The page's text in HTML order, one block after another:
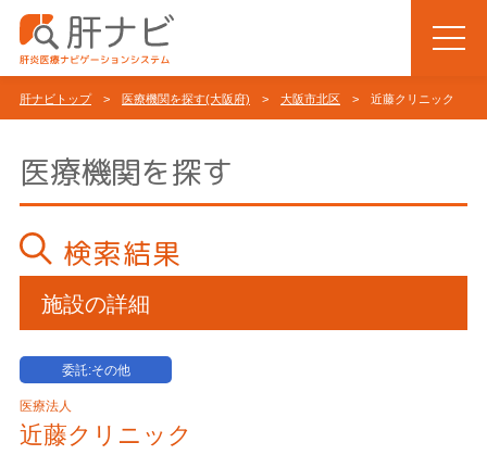
肝ナビトップ> 医療機関を探す(大阪府) > 大阪市北区 > 近藤クリニック
医療機関を探す
検索結果
施設の詳細
委託:その他
医療法人
近藤クリニック